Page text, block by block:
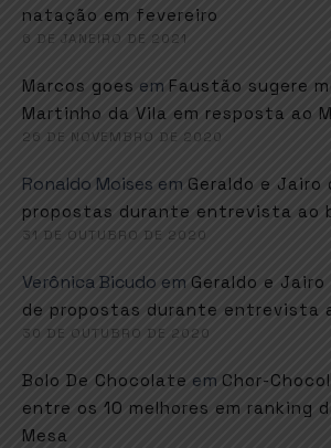
natação em fevereiro
6 DE JANEIRO DE 2021
Marcos goes em Faustão sugere
Martinho da Vila em resposta ao
26 DE NOVEMBRO DE 2020
Ronaldo Moises em Geraldo e Jairo
propostas durante entrevista ao
31 DE OUTUBRO DE 2020
Verônica Bicudo em Geraldo e Jairo
de propostas durante entrevista
30 DE OUTUBRO DE 2020
Bolo De Chocolate em Chor-
entre os 10 melhores em ranking
Mesa